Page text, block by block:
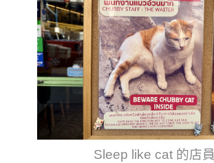
Sleep like cat 的店員